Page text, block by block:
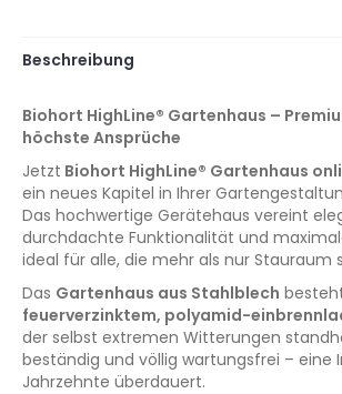
Beschreibung
Biohort HighLine® Gartenhaus –
höchste Ansprüche
Jetzt Biohort HighLine® Gartenhaus
ein neues Kapitel in Ihrer
Das hochwertige Gerätehaus vereint
durchdachte Funktionalität und
ideal für alle, die mehr als nur Stauraum
Das Gartenhaus aus Stahlblech
feuerverzinktem, polyamid-
der selbst extremen Witterungen
beständig und völlig wartungsfrei – eine
Jahrzehnte überdauert.